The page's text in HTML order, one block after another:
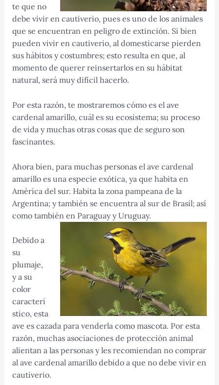
te que no
debe vivir en cautiverio, pues es uno de los animales
que se encuentran en peligro de extinción. Si bien
pueden vivir en cautiverio, al domesticarse pierden
sus hábitos y costumbres; esto resulta en que, al
momento de querer reinsertarlos en su hábitat
natural, será muy difícil hacerlo.
Por esta razón, te mostraremos cómo es el ave
cardenal amarillo, cuál es su ecosistema; su proceso
de vida y muchas otras cosas que de seguro son
fascinantes.
Ahora bien, para muchas personas el ave cardenal
amarillo es una especie exótica, ya que habita en
América del sur. Habita la zona pampeana de la
Argentina; y también se encuentra al sur de Brasil; así
como también en Paraguay y Uruguay.
Debido a
su
plumaje,
y a su
color
caracterí
stico, esta
ave es cazada para venderla como mascota. Por esta
razón, muchas asociaciones de protección animal
alientan a las personas y les recomiendan no comprar
al ave cardenal amarillo debido a que no debe vivir en
cautiverio.